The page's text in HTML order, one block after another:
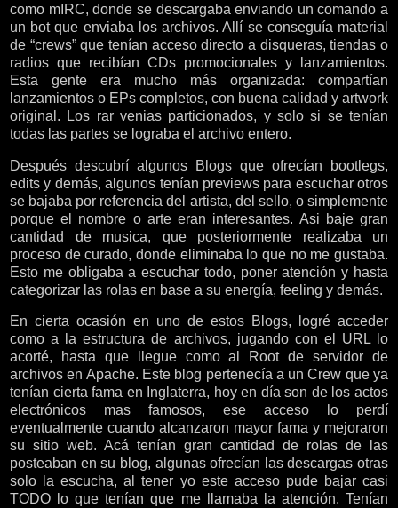
como mIRC, donde se descargaba enviando un comando a
un bot que enviaba los archivos. Allí se conseguía material
de “crews” que tenían acceso directo a disqueras, tiendas o
radios que recibían CDs promocionales y lanzamientos.
Esta gente era mucho más organizada: compartían
lanzamientos o EPs completos, con buena calidad y artwork
original. Los rar venias particionados, y solo si se tenían
todas las partes se lograba el archivo entero.
Después descubrí algunos Blogs que ofrecían bootlegs,
edits y demás, algunos tenían previews para escuchar otros
se bajaba por referencia del artista, del sello, o simplemente
porque el nombre o arte eran interesantes. Asi baje gran
cantidad de musica, que posteriormente realizaba un
proceso de curado, donde eliminaba lo que no me gustaba.
Esto me obligaba a escuchar todo, poner atención y hasta
categorizar las rolas en base a su energía, feeling y demás.
En cierta ocasión en uno de estos Blogs, logré acceder
como a la estructura de archivos, jugando con el URL lo
acorté, hasta que llegue como al Root de servidor de
archivos en Apache. Este blog pertenecía a un Crew que ya
tenían cierta fama en Inglaterra, hoy en día son de los actos
electrónicos mas famosos, ese acceso lo perdí
eventualmente cuando alcanzaron mayor fama y mejoraron
su sitio web. Acá tenían gran cantidad de rolas de las
posteaban en su blog, algunas ofrecían las descargas otras
solo la escucha, al tener yo este acceso pude bajar casi
TODO lo que tenían que me llamaba la atención. Tenían